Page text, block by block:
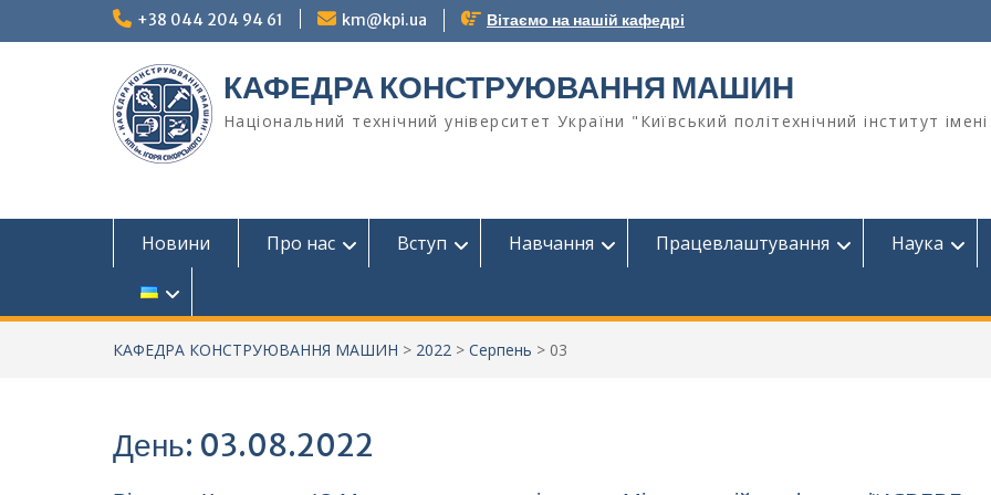
+38 044 204 94 61 km@kpi.ua Вітаємо на нашій кафедрі
КАФЕДРА КОНСТРУЮВАННЯ МАШИН
Національний технічний університет України "Київський політехнічний інститут
Новини Про нас Вступ Навчання Працевлаштування Наука
КАФЕДРА КОНСТРУЮВАННЯ МАШИН > 2022 > Серпень > 03
День: 03.08.2022